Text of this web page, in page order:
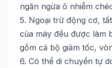
ngăn ngừa ô nhiễm
5. Ngoại trừ động cơ,
của máy đều được làm
gồm cả bộ giảm tốc,
6. Có thể di chuyển tự